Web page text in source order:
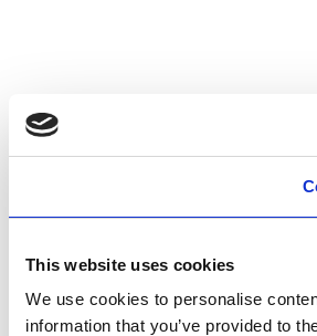
This website uses cookies
We use cookies to personalise
information that you’ve provided to